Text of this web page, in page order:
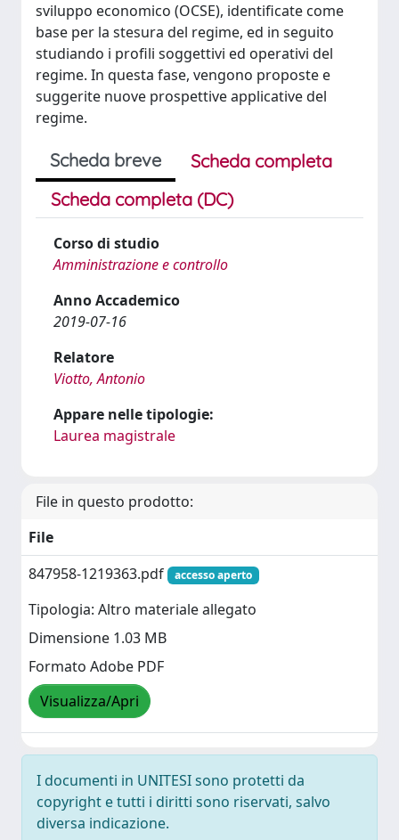
sviluppo economico (OCSE), identificate come
base per la stesura del regime, ed in seguito
studiando i profili soggettivi ed operativi del
regime. In questa fase, vengono proposte e
suggerite nuove prospettive applicative del
regime.
Scheda breve
Scheda completa
Scheda completa (DC)
Corso di studio
Amministrazione e controllo
Anno Accademico
2019-07-16
Relatore
Viotto, Antonio
Appare nelle tipologie:
Laurea magistrale
File in questo prodotto:
File
847958-1219363.pdf
accesso aperto
Tipologia: Altro materiale allegato
Dimensione 1.03 MB
Formato Adobe PDF
Visualizza/Apri
I documenti in UNITESI sono protetti da
copyright e tutti i diritti sono riservati, salvo
diversa indicazione.